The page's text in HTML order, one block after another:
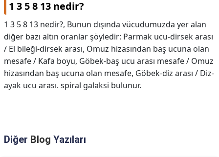
1 3 5 8 13 nedir?
1 3 5 8 13 nedir?, Bunun dışında vücudumuzda yer alan
diğer bazı altın oranlar şöyledir: Parmak ucu-dirsek arası
/ El bileği-dirsek arası, Omuz hizasından baş ucuna olan
mesafe / Kafa boyu, Göbek-baş ucu arası mesafe / Omuz
hizasından baş ucuna olan mesafe, Göbek-diz arası / Diz-
ayak ucu arası. spiral galaksi bulunur.
Diğer Blog Yazıları